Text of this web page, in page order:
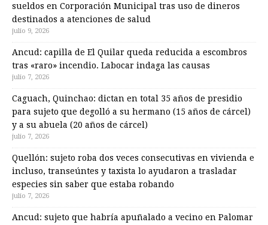
sueldos en Corporación Municipal tras uso de dineros
destinados a atenciones de salud
julio 9, 2026
Ancud: capilla de El Quilar queda reducida a escombros
tras «raro» incendio. Labocar indaga las causas
julio 7, 2026
Caguach, Quinchao: dictan en total 35 años de presidio
para sujeto que degolló a su hermano (15 años de cárcel)
y a su abuela (20 años de cárcel)
julio 7, 2026
Quellón: sujeto roba dos veces consecutivas en vivienda e
incluso, transeúntes y taxista lo ayudaron a trasladar
especies sin saber que estaba robando
julio 7, 2026
Ancud: sujeto que habría apuñalado a vecino en Palomar